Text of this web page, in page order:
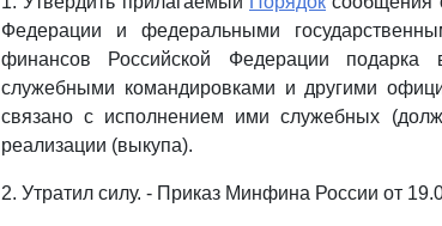
Федерации и федеральными
финансов Российской Федерации
служебными командировками и другими
связано с исполнением ими служебных
реализации (выкупа).
2. Утратил силу. - Приказ Минфина России от